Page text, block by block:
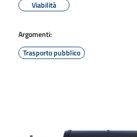
Viabilità
Argomenti:
Trasporto pubblico